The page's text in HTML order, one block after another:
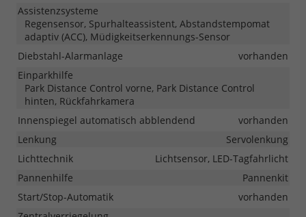
Assistenzsysteme
Regensensor, Spurhalteassistent, Abstandstempomat
adaptiv (ACC), Müdigkeitserkennungs-Sensor
Diebstahl-Alarmanlage
vorhanden
Einparkhilfe
Park Distance Control vorne, Park Distance Control
hinten, Rückfahrkamera
Innenspiegel automatisch abblendend
vorhanden
Lenkung
Servolenkung
Lichttechnik
Lichtsensor, LED-Tagfahrlicht
Pannenhilfe
Pannenkit
Start/Stop-Automatik
vorhanden